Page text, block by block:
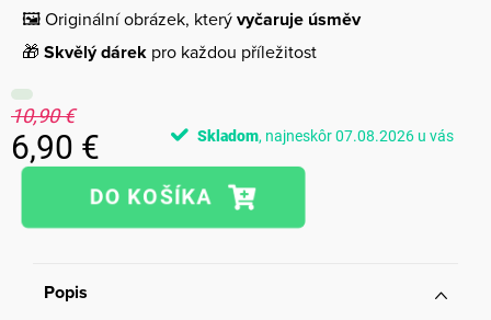
🖼️ Originální obrázek, kterývyčaruje úsměv
🎁 Skvělý dárek pro každou příležitost
10,90 €
6,90 €
Jednotková
Skladom 07.08.2026
Popis